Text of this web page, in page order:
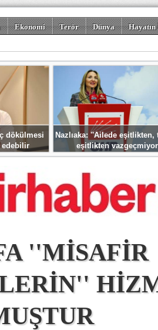
Ekonomi Terör Dünya
dökülmesi
edebilir
Nazlıaka: ''Ailede eşitlikten,
eşitlikten
''MİSAFİR